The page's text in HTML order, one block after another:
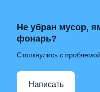
Не убран мусор,
фонарь?
Столкнулись с
Написать